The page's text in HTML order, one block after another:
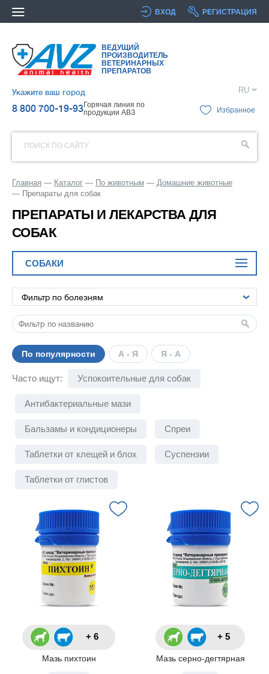
ВХОД РЕГИСТРАЦИЯ
ВЕДУЩИЙ
ПРОИЗВОДИТЕЛЬ
ВЕТЕРИНАРНЫХ
ПРЕПАРАТОВ
Укажите ваш город
8 800 700-19-93Горячая линия по
продукции АВЗ
RU
Избранное
ПОИСК ПО САЙТУ
Главная Каталог По животным
Домашние животные
Препараты для собак
ПРЕПАРАТЫ И ЛЕКАРСТВА ДЛЯ
СОБАК
СОБАКИ
По популярности А - Я Я - А
Часто ищут: Успокоительные для собак
Антибактериальные мази
Бальзамы и кондиционеры Спреи
Таблетки от клещей и блох Суспензии
Таблетки от глистов
+ 6
Мазь пихтоин
+ 5
Мазь серно-дегтярная